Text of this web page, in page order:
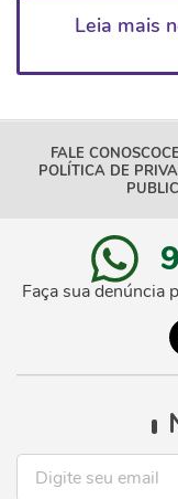
Leia mais
FALE CONOSCO
POLÍTICA DE
Faça sua denúncia